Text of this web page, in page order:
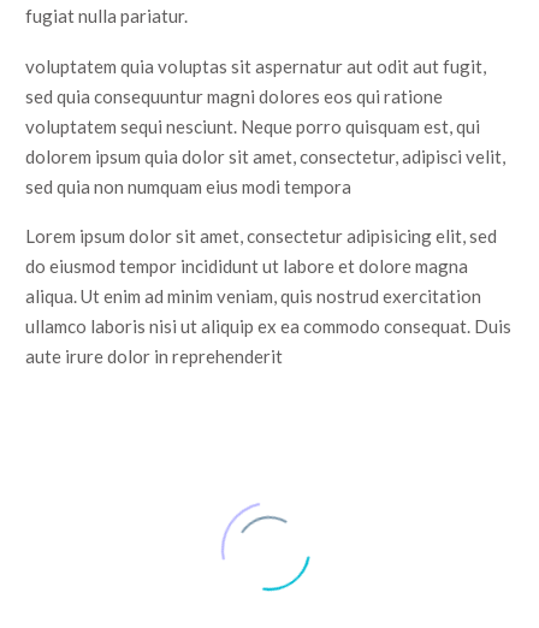
fugiat nulla pariatur.
voluptatem quia voluptas sit aspernatur aut odit aut fugit,
sed quia consequuntur magni dolores eos qui ratione
voluptatem sequi nesciunt. Neque porro quisquam est, qui
dolorem ipsum quia dolor sit amet, consectetur, adipisci velit,
sed quia non numquam eius modi tempora
Lorem ipsum dolor sit amet, consectetur adipisicing elit, sed
do eiusmod tempor incididunt ut labore et dolore magna
aliqua. Ut enim ad minim veniam, quis nostrud exercitation
ullamco laboris nisi ut aliquip ex ea commodo consequat. Duis
aute irure dolor in reprehenderit